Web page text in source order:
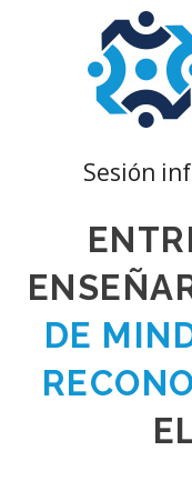
Sesión
DE